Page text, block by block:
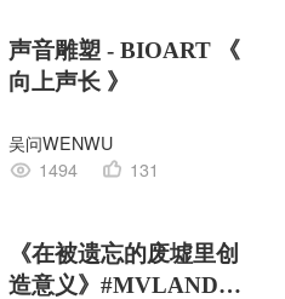
声音雕塑 - BIOART 《
向上声长 》
吴问WENWU
1494
131
《在被遗忘的废墟里创
造意义》#MVLAND嘻